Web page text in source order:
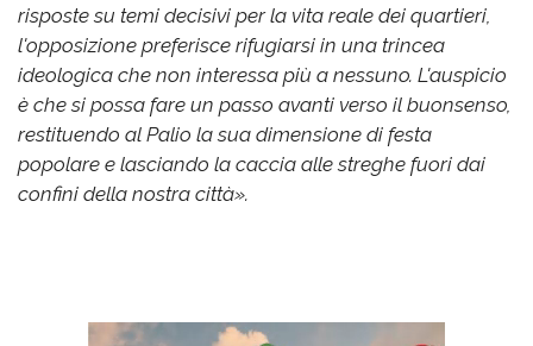
risposte su temi decisivi per la vita reale dei quartieri,
l'opposizione preferisce rifugiarsi in una trincea
ideologica che non interessa più a nessuno. L'auspicio
è che si possa fare un passo avanti verso il buonsenso,
restituendo al Palio la sua dimensione di festa
popolare e lasciando la caccia alle streghe fuori dai
confini della nostra città».